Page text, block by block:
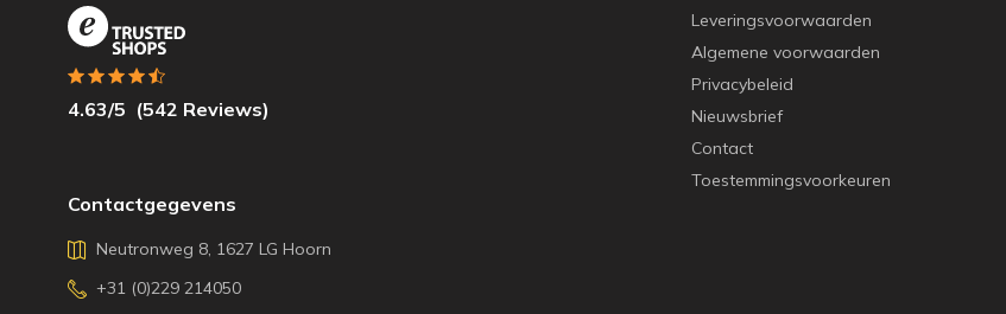
Leveringsvoorwaarden
Algemene voorwaarden
Privacybeleid
Nieuwsbrief
Contact
Toestemmingsvoorkeuren
Contactgegevens
Neutronweg 8, 1627 LG Hoorn
+31 (0)229 214050
4.63/5 (542 Reviews)